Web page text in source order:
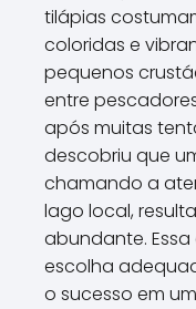
tilápias
coloridas e
pequenos
entre
após muitas
descobriu que
chamando a
lago local,
abundante.
escolha
o sucesso em